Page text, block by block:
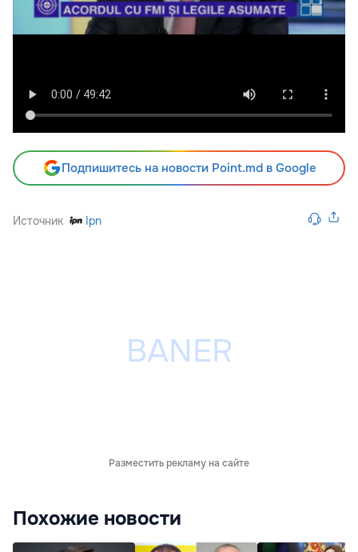
Подпишитесь на новости Point.md в Google
Источник Ipn
Разместить рекламу на сайте
Похожие новости